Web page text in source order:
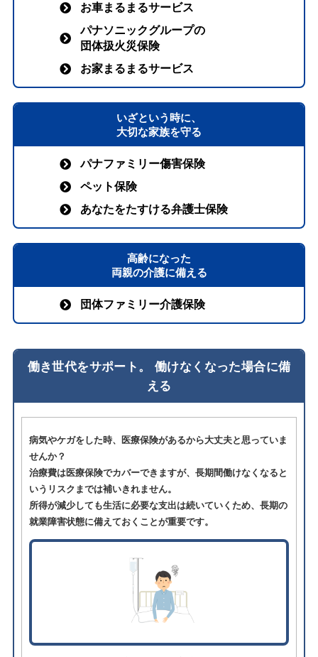
お車まるまるサービス
パナソニックグループの
団体扱火災保険
お家まるまるサービス
いざという時に、
大切な家族を守る
パナファミリー傷害保険
ペット保険
あなたをたすける弁護士保険
高齢になった
両親の介護に備える
団体ファミリー介護保険
働き世代をサポート。 働けなくなった場合に備
える
病気やケガをした時、医療保険があるから大丈夫と思っていま
せんか？
治療費は医療保険でカバーできますが、長期間働けなくなると
いうリスクまでは補いきれません。
所得が減少しても生活に必要な支出は続いていくため、長期の
就業障害状態に備えておくことが重要です。